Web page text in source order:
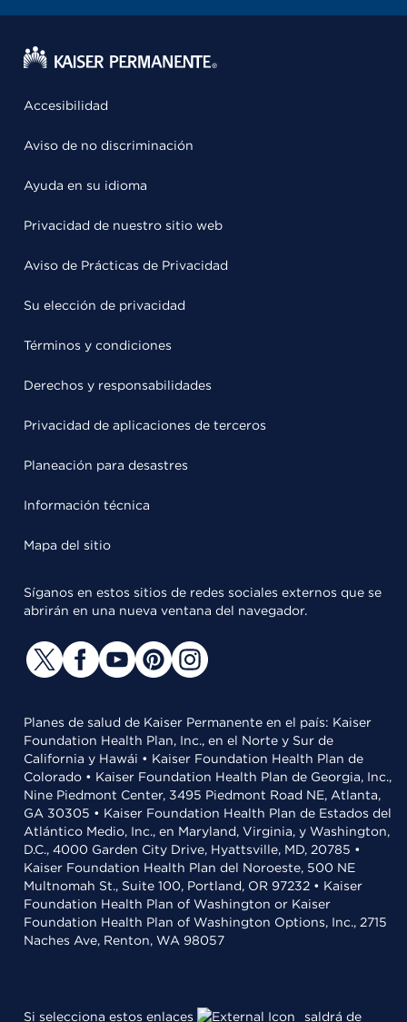
Accesibilidad
Aviso de no discriminación
Ayuda en su idioma
Privacidad de nuestro sitio web
Aviso de Prácticas de Privacidad
Su elección de privacidad
Términos y condiciones
Derechos y responsabilidades
Privacidad de aplicaciones de terceros
Planeación para desastres
Información técnica
Mapa del sitio
Síganos en estos sitios de redes sociales externos que se
abrirán en una nueva ventana del navegador.
Planes de salud de Kaiser Permanente en el país: Kaiser
Foundation Health Plan, Inc., en el Norte y Sur de
California y Hawái • Kaiser Foundation Health Plan de
Colorado • Kaiser Foundation Health Plan de Georgia, Inc.,
Nine Piedmont Center, 3495 Piedmont Road NE, Atlanta,
GA 30305 • Kaiser Foundation Health Plan de Estados del
Atlántico Medio, Inc., en Maryland, Virginia, y Washington,
D.C., 4000 Garden City Drive, Hyattsville, MD, 20785 •
Kaiser Foundation Health Plan del Noroeste, 500 NE
Multnomah St., Suite 100, Portland, OR 97232 • Kaiser
Foundation Health Plan of Washington or Kaiser
Foundation Health Plan of Washington Options, Inc., 2715
Naches Ave, Renton, WA 98057
Si selecciona estos enlaces saldrá de